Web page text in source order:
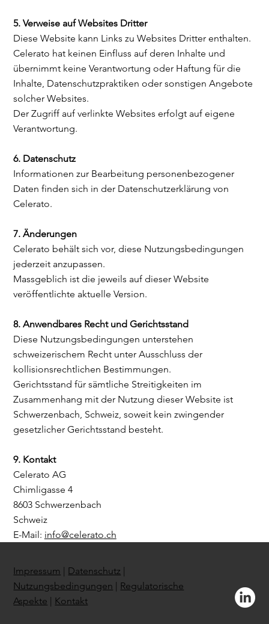
5. Verweise auf Websites Dritter
Diese Website kann Links zu Websites Dritter enthalten.
Celerato hat keinen Einfluss auf deren Inhalte und
übernimmt keine Verantwortung oder Haftung für die
Inhalte, Datenschutzpraktiken oder sonstigen Angebote
solcher Websites.
Der Zugriff auf verlinkte Websites erfolgt auf eigene
Verantwortung.
6. Datenschutz
Informationen zur Bearbeitung personenbezogener
Daten finden sich in der Datenschutzerklärung von
Celerato.
7. Änderungen
Celerato behält sich vor, diese Nutzungsbedingungen
jederzeit anzupassen.
Massgeblich ist die jeweils auf dieser Website
veröffentlichte aktuelle Version.
8. Anwendbares Recht und Gerichtsstand
Diese Nutzungsbedingungen unterstehen
schweizerischem Recht unter Ausschluss der
kollisionsrechtlichen Bestimmungen.
Gerichtsstand für sämtliche Streitigkeiten im
Zusammenhang mit der Nutzung dieser Website ist
Schwerzenbach, Schweiz, soweit kein zwingender
gesetzlicher Gerichtsstand besteht.
9. Kontakt
Celerato AG
Chimligasse 4
8603 Schwerzenbach
Schweiz
E-Mail: info@celerato.ch
Impressum | Datenschutz |
Nutzungsbedingungen | Regulatorische
Aspekte | Kontakt